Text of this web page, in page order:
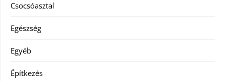
Csocsóasztal
Egészség
Egyéb
Építkezés